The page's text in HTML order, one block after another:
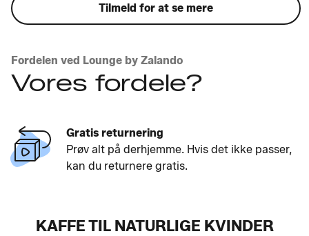
Tilmeld for at se mere
Fordelen ved Lounge by Zalando
Vores fordele?
Gratis returnering
Prøv alt på derhjemme. Hvis det ikke passer,
kan du returnere gratis.
KAFFE TIL NATURLIGE KVINDER